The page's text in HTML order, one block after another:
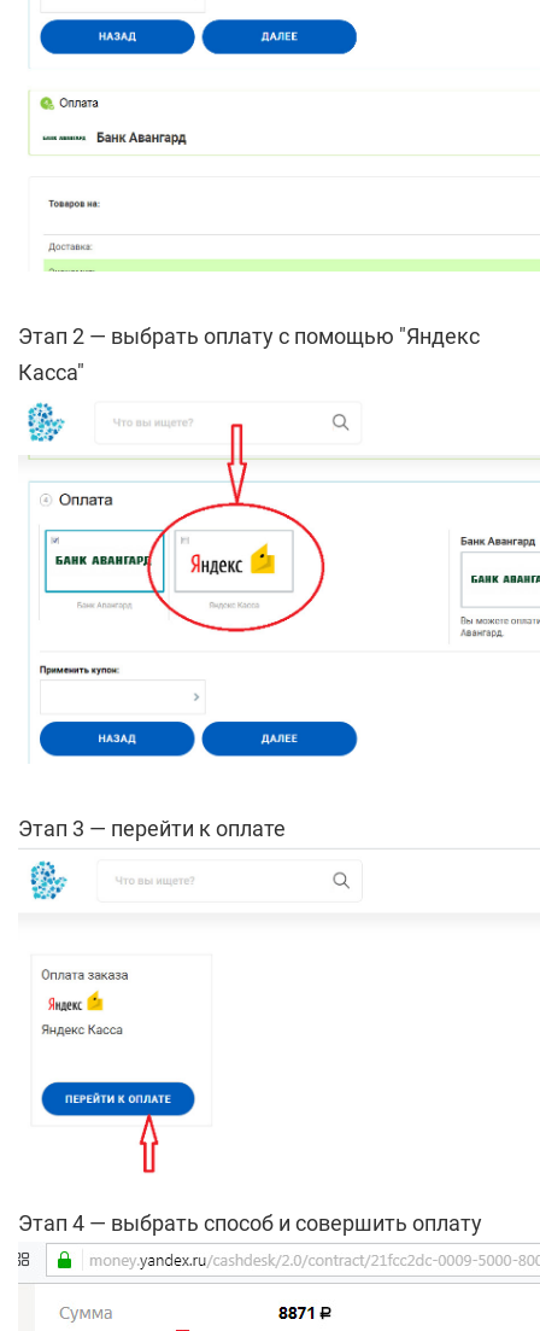
Этап 2 — выбрать оплату с помощью "Яндекс
Касса"
Этап 3 — перейти к оплате
Этап 4 — выбрать способ и совершить оплату